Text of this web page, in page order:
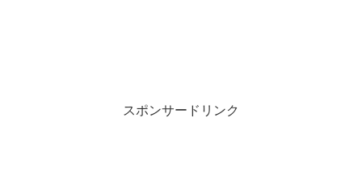
スポンサードリンク